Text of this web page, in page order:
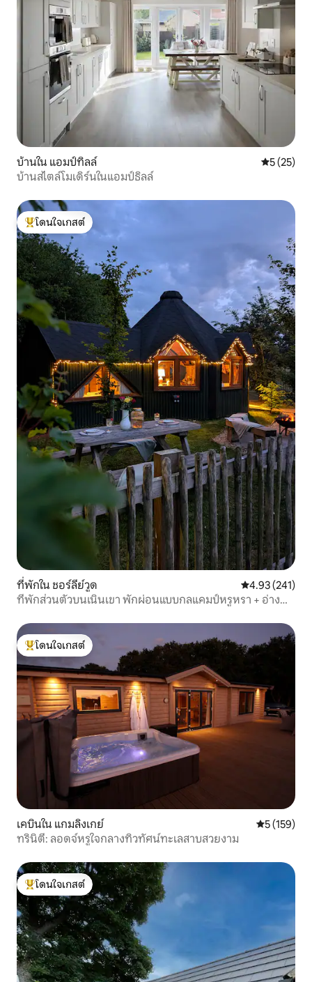
บ้านใน แอมป์ทิลล์ คะแนนเฉลี่
5 (25)
บ้านสไตล์โมเดิร์นในแอมป์ธิลล์
โดนใจเกสต์ที่สุด
โดนใจเกสต์
ที่พักใน ชอร์ลีย์วูด คะแนนเฉลี่ย
4.93 (241)
ที่พักส่วนตัวบนเนินเขา พักผ่อนแบบกลแคมป์หรูหรา + อ่างน้ำ
โดนใจเกสต์ที่สุด
โดนใจเกสต์
เคบินใน แกมลิงเกย์ คะแนนเฉลี่ย
5 (159)
ทรินิตี้: ลอดจ์หรูใจกลางทิวทัศน์ทะเลสาบสวยงาม
โดนใจเกสต์ที่สุด
โดนใจเกสต์